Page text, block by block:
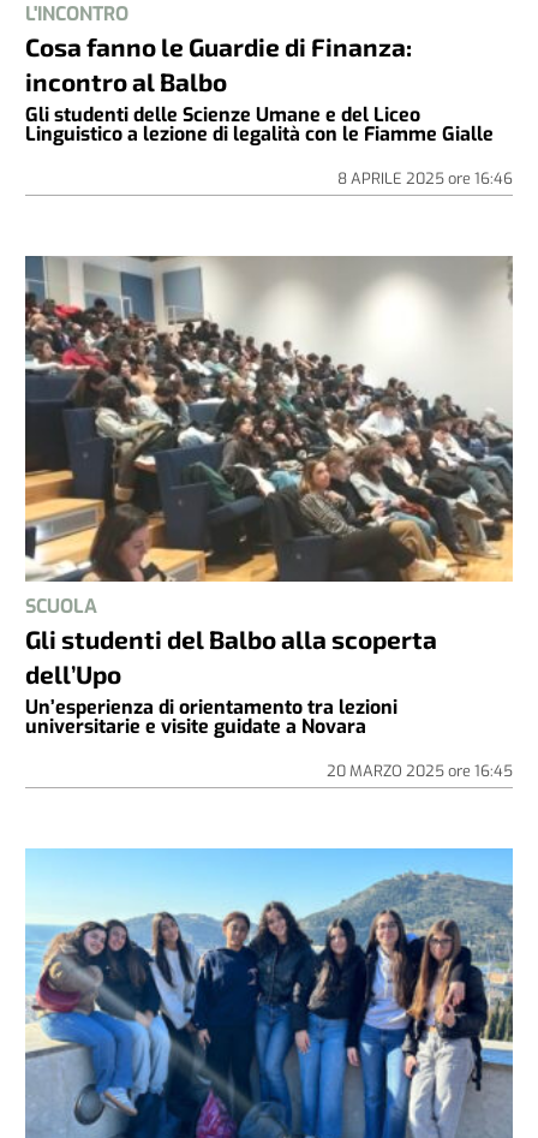
L'INCONTRO
Cosa fanno le Guardie di Finanza:
incontro al Balbo
Gli studenti delle Scienze Umane e del Liceo
Linguistico a lezione di legalità con le Fiamme Gialle
8 APRILE 2025ore 16:46
SCUOLA
Gli studenti del Balbo alla scoperta
dell’Upo
Un’esperienza di orientamento tra lezioni
universitarie e visite guidate a Novara
20 MARZO 2025ore 16:45